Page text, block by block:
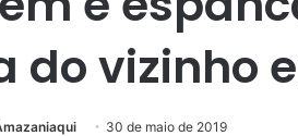
do vizinho
30 de maio de 2019